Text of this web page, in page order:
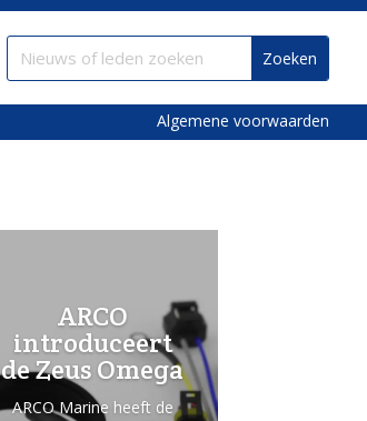
Algemene voorwaarden
ARCO
introduceert
de Zeus Omega
ARCO Marine heeft de